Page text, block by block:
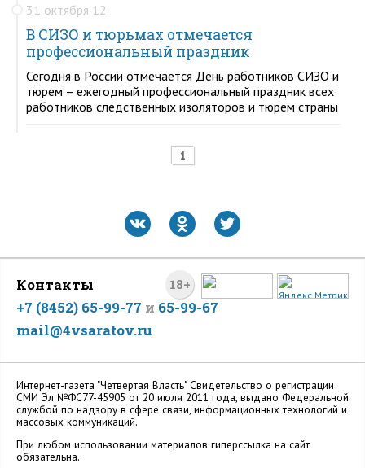
31 октября 12
В СИЗО и тюрьмах отмечается
профессиональный праздник
Сегодня в России отмечается День работников СИЗО и
тюрем – ежегодный профессиональный праздник всех
работников следственных изоляторов и тюрем страны
1
18+
Контакты
+7 (8452) 65-99-77 и 65-99-67
mail@4vsaratov.ru
Интернет-газета "Четвертая Власть" Cвидетельство о регистрации
СМИ Эл №ФС77-45905 от 20 июля 2011 года, выдано Федеральной
службой по надзору в сфере связи, информационных технологий и
массовых коммуникаций.
При любом использовании материалов гиперссылка на сайт
обязательна.